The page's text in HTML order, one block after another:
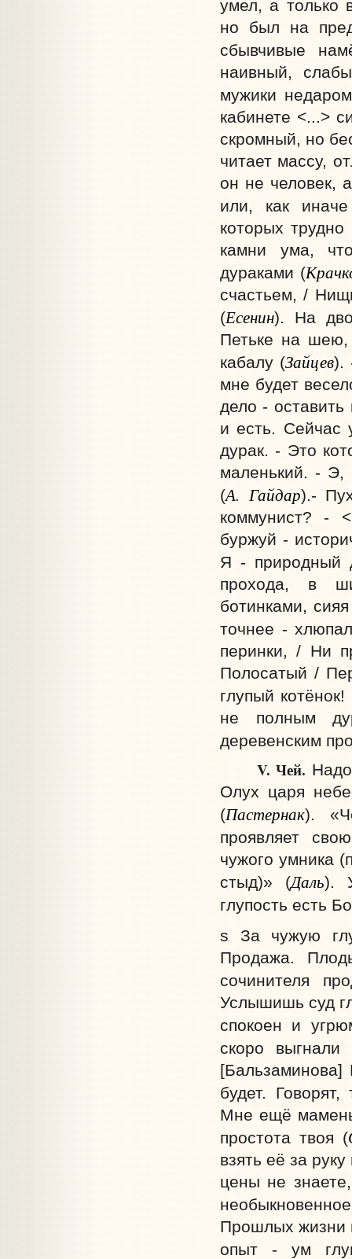
умел, а только
но был на
сбывчивые
наивный,
мужики
кабинете <...>
скромный, но
читает массу,
он не человек,
или, как
которых
камни ума,
дураками (
счастьем, /
(Есенин). На
Петьке на шею,
кабалу (Зайцев).
мне будет
дело -
и есть. Сейчас
дурак. - Это
маленький. - Э,
(А. Гайдар).-
коммунист? -
буржуй -
Я - природный
прохода, в
ботинками,
точнее -
перинки, / Ни
Полосатый /
глупый котёнок!
не полным
деревенским
V. Чей.
Олух царя
(Пастернак).
проявляет
чужого умника
стыд)» (Даль).
глупость есть
s За чужую
Продажа.
сочинителя
Услышишь суд
спокоен и
скоро
будет.
Мне ещё
простота твоя (
взять её за
цены не
Прошлых жизни
опыт - ум